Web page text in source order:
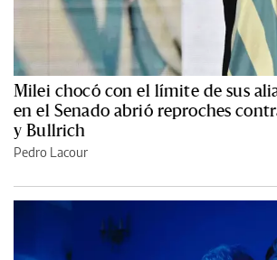
Milei chocó con el límite de sus
en el Senado abrió reproches
y Bullrich
Pedro Lacour